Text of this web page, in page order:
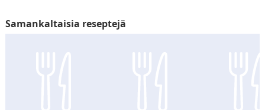
Samankaltaisia reseptejä